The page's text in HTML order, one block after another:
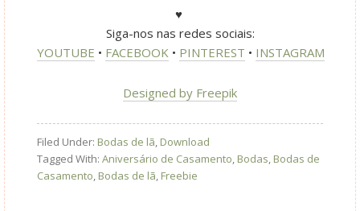
♥
Siga-nos nas redes sociais:
YOUTUBE • FACEBOOK • PINTEREST • INSTAGRAM
Designed by Freepik
Filed Under: Bodas de lã, Download
Tagged With: Aniversário de Casamento, Bodas, Bodas de
Casamento, Bodas de lã, Freebie